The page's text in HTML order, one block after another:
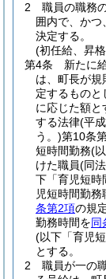
2
職員の職務
囲内で、か
決定する。
(初任給、昇
第4条
新たに
は、町長が
定するもの
に応じた額と
する法律(平
う。)第10条
短時間勤務(
けた職員(同
下「育児短時
児短時間勤務
条第2項の規
勤務時間を同
(以下「育児
とする。
2
職員が一の